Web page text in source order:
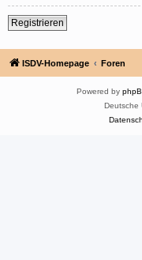
Registrieren
ISDV-Homepage Foren
Powered by
Deutsche